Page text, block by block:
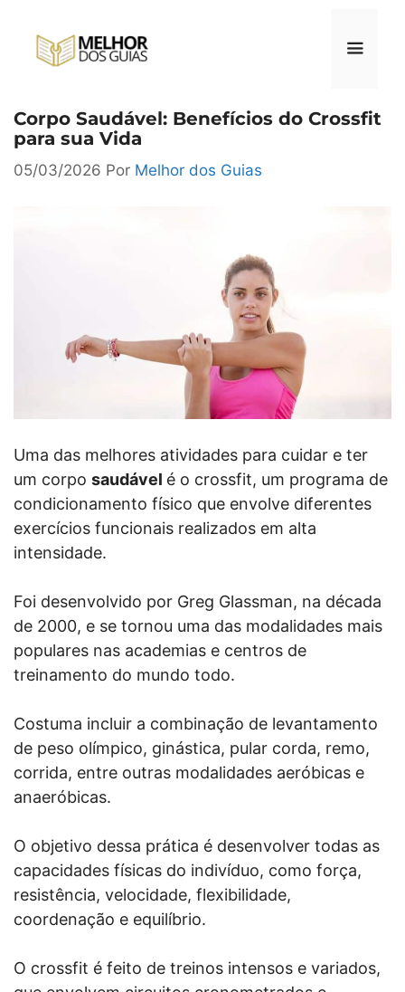
Menu
Corpo Saudável: Benefícios do Crossfit
para sua Vida
05/03/2026 Por Melhor dos Guias
Uma das melhores atividades para cuidar e ter
um corpo saudável é o crossfit, um programa de
condicionamento físico que envolve diferentes
exercícios funcionais realizados em alta
intensidade.
Foi desenvolvido por Greg Glassman, na década
de 2000, e se tornou uma das modalidades mais
populares nas academias e centros de
treinamento do mundo todo.
Costuma incluir a combinação de levantamento
de peso olímpico, ginástica, pular corda, remo,
corrida, entre outras modalidades aeróbicas e
anaeróbicas.
O objetivo dessa prática é desenvolver todas as
capacidades físicas do indivíduo, como força,
resistência, velocidade, flexibilidade,
coordenação e equilíbrio.
O crossfit é feito de treinos intensos e variados,